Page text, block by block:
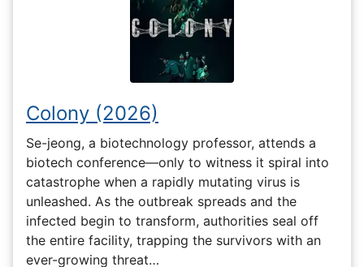
Colony (2026)
Se-jeong, a biotechnology professor, attends a
biotech conference—only to witness it spiral into
catastrophe when a rapidly mutating virus is
unleashed. As the outbreak spreads and the
infected begin to transform, authorities seal off
the entire facility, trapping the survivors with an
ever-growing threat…